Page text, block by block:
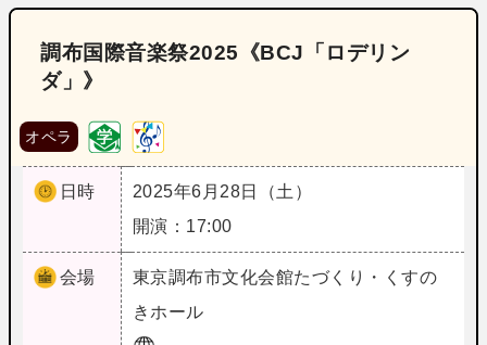
調布国際音楽祭2025《BCJ「ロデリン
ダ」》
オペラ
日時
2025年6月28日（土）
開演：17:00
会場 東京調布市文化会館たづくり・くすの
きホール